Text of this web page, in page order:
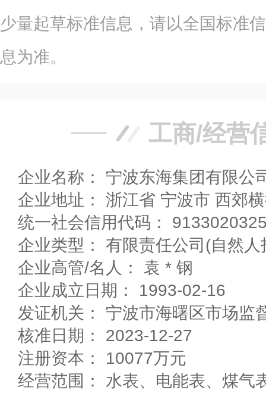
少量起草标准信息，请以全国标准
息为准。
工商/经营
企业名称： 宁波东海集团有限公
企业地址： 浙江省 宁波市 西郊
统一社会信用代码：
企业类型： 有限责任公司(自然人
企业高管/名人： 袁 * 钢
企业成立日期： 1993-02-16
发证机关： 宁波市海曙区市场监
核准日期： 2023-12-27
注册资本： 10077万元
经营范围： 水表、电能表、煤气